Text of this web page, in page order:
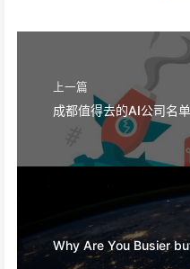
上一篇
成都值得去的AI公司名单